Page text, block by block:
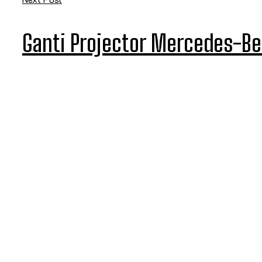
Ganti Projector Mercedes-